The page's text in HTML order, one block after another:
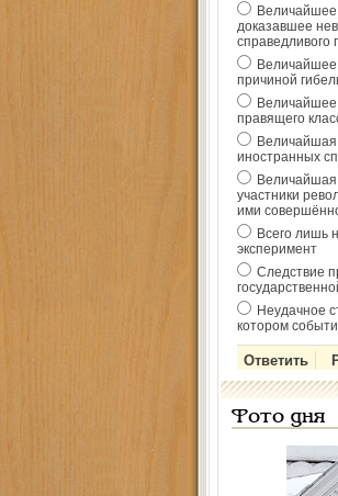
Величайшее
доказавшее
справедливого
Величайшее
причиной
Величайшее
правящего
Величайшая
иностранных
Величайшая
участники
ими
Всего лишь
эксперимент
Следствие
Неудачное
котором
Фото дня